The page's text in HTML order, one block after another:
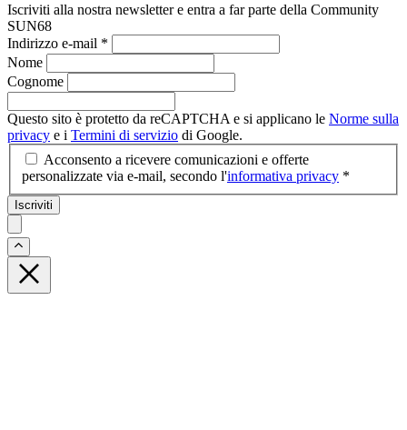
Iscriviti alla nostra newsletter e entra a far parte della Community
SUN68
Indirizzo e-mail *
Nome
Cognome
Questo sito è protetto da reCAPTCHA e si applicano le Norme sulla
privacy e i Termini di servizio di Google.
Acconsento a ricevere comunicazioni e offerte
personalizzate via e-mail, secondo l'informativa privacy *
Iscriviti